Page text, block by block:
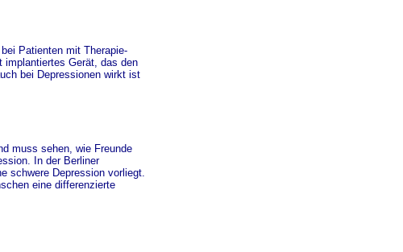
Patienten mit Therapie-
implantiertes Gerät, das den
bei Depressionen wirkt ist
muss sehen, wie Freunde
In der Berliner
schwere Depression vorliegt.
eine differenzierte